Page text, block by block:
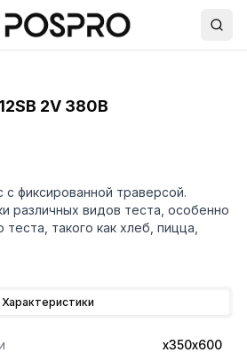
2V 380В
фиксированной траверсой.
различных видов теста, особенно
такого как хлеб, пицца,
устойчивой к царапинам;
стержень, изготовлены из
Характеристики
х350х600